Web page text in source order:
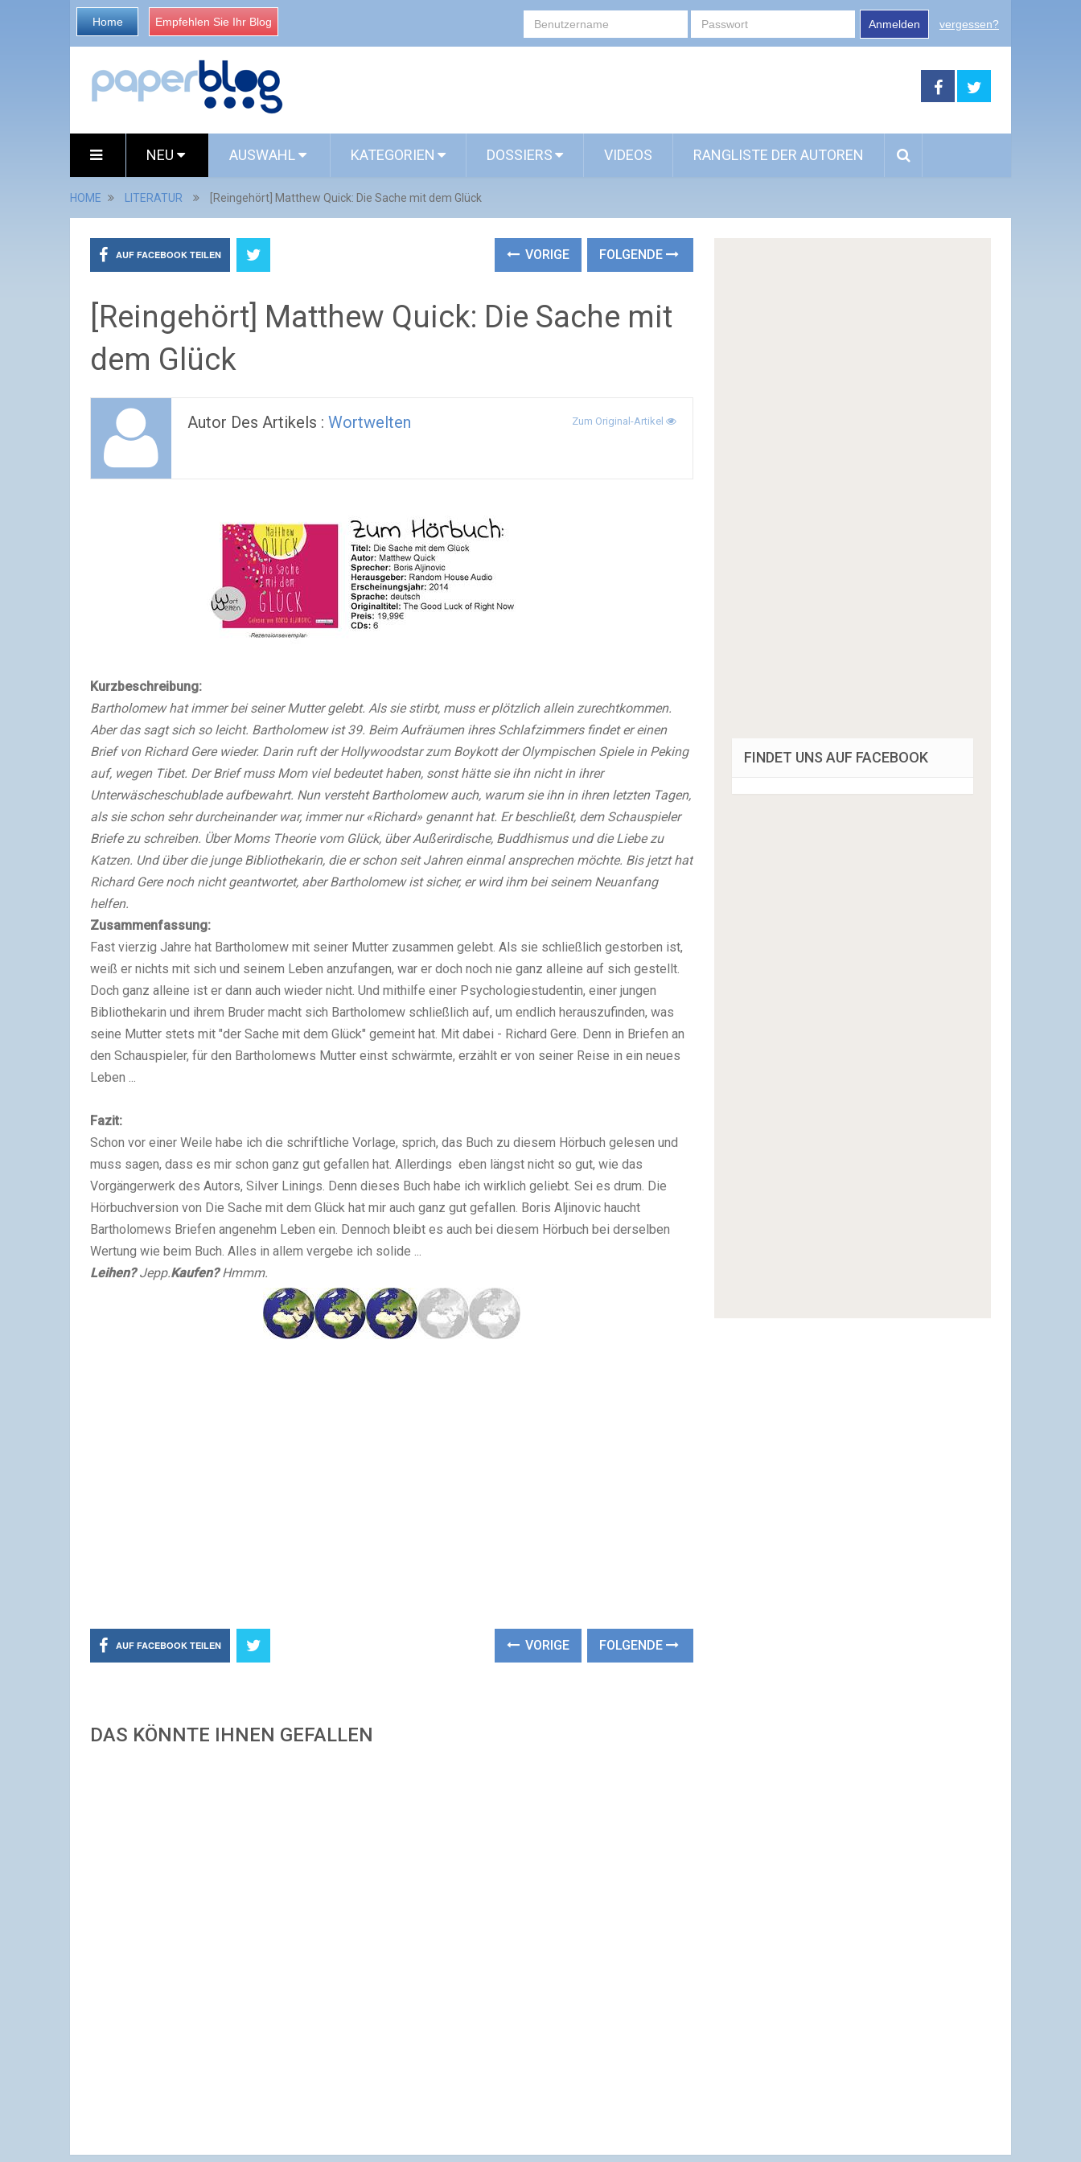
Home Empfehlen Sie Ihr Blog Anmelden vergessen?
NEU AUSWAHL KATEGORIEN DOSSIERS VIDEOS RANGLISTE DER AUTOREN
HOME LITERATUR [Reingehört] Matthew Quick: Die Sache mit dem Glück
AUF FACEBOOK TEILEN VORIGE FOLGENDE
[Reingehört] Matthew Quick: Die Sache mit
dem Glück
Autor Des Artikels : Wortwelten Zum Original-Artikel
Kurzbeschreibung:
Bartholomew hat immer bei seiner Mutter gelebt. Als sie stirbt, muss er plötzlich allein zurechtkommen.
Aber das sagt sich so leicht. Bartholomew ist 39. Beim Aufräumen ihres Schlafzimmers findet er einen
Brief von Richard Gere wieder. Darin ruft der Hollywoodstar zum Boykott der Olympischen Spiele in Peking
auf, wegen Tibet. Der Brief muss Mom viel bedeutet haben, sonst hätte sie ihn nicht in ihrer
Unterwäscheschublade aufbewahrt. Nun versteht Bartholomew auch, warum sie ihn in ihren letzten Tagen,
als sie schon sehr durcheinander war, immer nur «Richard» genannt hat. Er beschließt, dem Schauspieler
Briefe zu schreiben. Über Moms Theorie vom Glück, über Außerirdische, Buddhismus und die Liebe zu
Katzen. Und über die junge Bibliothekarin, die er schon seit Jahren einmal ansprechen möchte. Bis jetzt hat
Richard Gere noch nicht geantwortet, aber Bartholomew ist sicher, er wird ihm bei seinem Neuanfang
helfen.
Zusammenfassung:
Fast vierzig Jahre hat Bartholomew mit seiner Mutter zusammen gelebt. Als sie schließlich gestorben ist,
weiß er nichts mit sich und seinem Leben anzufangen, war er doch noch nie ganz alleine auf sich gestellt.
Doch ganz alleine ist er dann auch wieder nicht. Und mithilfe einer Psychologiestudentin, einer jungen
Bibliothekarin und ihrem Bruder macht sich Bartholomew schließlich auf, um endlich herauszufinden, was
seine Mutter stets mit "der Sache mit dem Glück" gemeint hat. Mit dabei - Richard Gere. Denn in Briefen an
den Schauspieler, für den Bartholomews Mutter einst schwärmte, erzählt er von seiner Reise in ein neues
Leben ...
Fazit:
Schon vor einer Weile habe ich die schriftliche Vorlage, sprich, das Buch zu diesem Hörbuch gelesen und
muss sagen, dass es mir schon ganz gut gefallen hat. Allerdings eben längst nicht so gut, wie das
Vorgängerwerk des Autors, Silver Linings. Denn dieses Buch habe ich wirklich geliebt. Sei es drum. Die
Hörbuchversion von Die Sache mit dem Glück hat mir auch ganz gut gefallen. Boris Aljinovic haucht
Bartholomews Briefen angenehm Leben ein. Dennoch bleibt es auch bei diesem Hörbuch bei derselben
Wertung wie beim Buch. Alles in allem vergebe ich solide ...
Leihen?Jepp.Kaufen?Hmmm.
AUF FACEBOOK TEILEN VORIGE FOLGENDE
DAS KÖNNTE IHNEN GEFALLEN
FINDET UNS AUF FACEBOOK